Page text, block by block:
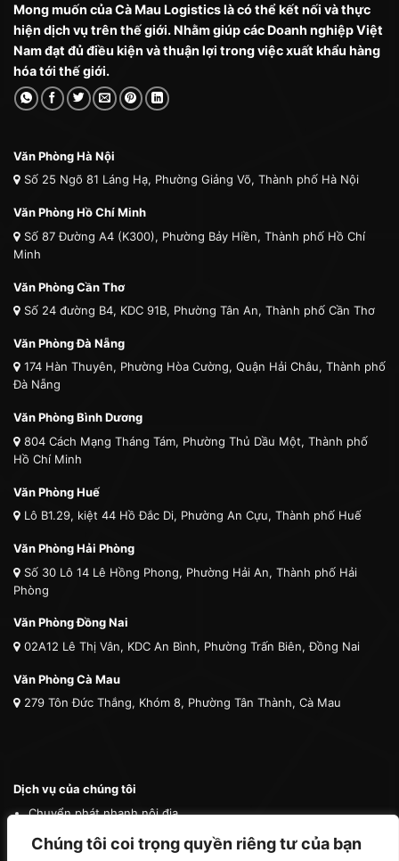
Chúng tôi coi trọng quyền riêng tư của bạn
Mong muốn của Cà Mau Logistics là có thể kết nối và thực
hiện dịch vụ trên thế giới. Nhằm giúp các Doanh nghiệp Việt
Nam đạt đủ điều kiện và thuận lợi trong việc xuất khẩu hàng
hóa tới thế giới.
Văn Phòng Hà Nội
Số 25 Ngõ 81 Láng Hạ, Phường Giảng Võ, Thành phố Hà Nội
Văn Phòng Hồ Chí Minh
Số 87 Đường A4 (K300), Phường Bảy Hiền, Thành phố Hồ Chí
Minh
Văn Phòng Cần Thơ
Số 24 đường B4, KDC 91B, Phường Tân An, Thành phố Cần Thơ
Văn Phòng Đà Nẵng
174 Hàn Thuyên, Phường Hòa Cường, Quận Hải Châu, Thành phố
Đà Nẵng
Văn Phòng Bình Dương
804 Cách Mạng Tháng Tám, Phường Thủ Dầu Một, Thành phố
Hồ Chí Minh
Văn Phòng Huế
Lô B1.29, kiệt 44 Hồ Đắc Di, Phường An Cựu, Thành phố Huế
Văn Phòng Hải Phòng
Số 30 Lô 14 Lê Hồng Phong, Phường Hải An, Thành phố Hải
Phòng
Văn Phòng Đồng Nai
02A12 Lê Thị Vân, KDC An Bình, Phường Trấn Biên, Đồng Nai
Văn Phòng Cà Mau
279 Tôn Đức Thắng, Khóm 8, Phường Tân Thành, Cà Mau
Dịch vụ của chúng tôi
Chuyển phát nhanh nội địa
Chuyển phát nhanh quốc tế